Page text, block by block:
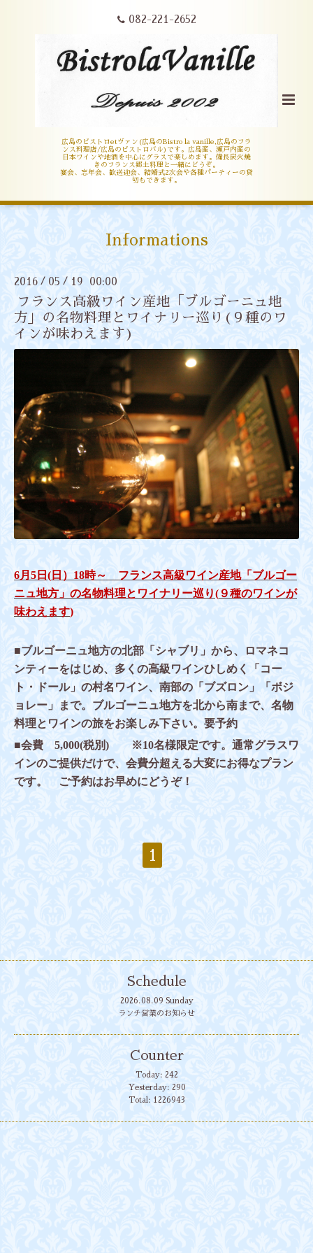
082-221-2652
広島のビストロetヴァン(広島のBistro la vanille,広島のフラ
ンス料理店/広島のビストロバル)です。広島産、瀬戸内産の
日本ワインや地酒を中心にグラスで楽しめます。備長炭火焼
きのフランス郷土料理と一緒にどうぞ。
宴会、忘年会、歓送迎会、結婚式2次会や各種パーティーの貸
切もできます。
Informations
2016 / 05 / 19 00:00
フランス高級ワイン産地「ブルゴーニュ地
方」の名物料理とワイナリー巡り(９種のワ
インが味わえます)
6月 5 日 ( 日） 18時～ フランス高級ワイン産地「ブルゴー
ニュ地方」の名物料理とワイナリー巡り( ９種のワインが
味わえます)
■ブルゴーニュ地方の北部「シャブリ」から、ロマネコ
ンティーをはじめ、多くの高級ワインひしめく「コー
ト・ドール」の村名ワイン、 南部の「ブズロン」「ボジ
ョレー」まで。ブルゴーニュ地方を北から南まで、名物
料理とワインの旅をお楽しみ下さい。要予約
■会費 5,000(税別) ※10名様限定です。通常グラスワ
インのご提供だけで、会費分超える大変にお得なプラン
です。 ご予約はお早めにどうぞ！
1
Schedule
2026.08.09 Sunday
ランチ営業のお知らせ
Counter
Today: 242
Yesterday: 290
Total: 1226943